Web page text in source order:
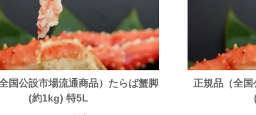
国公設市場流通商品）たらば蟹脚
(約1kg) 特5L
正規品（全